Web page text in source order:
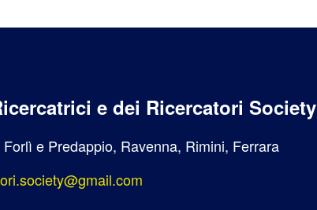
e dei Ricercatori Society
e Predappio, Ravenna, Rimini, Ferrara